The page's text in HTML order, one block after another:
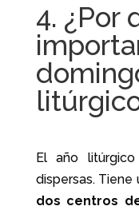
4. ¿Por
El año
dispersas.
dos centros